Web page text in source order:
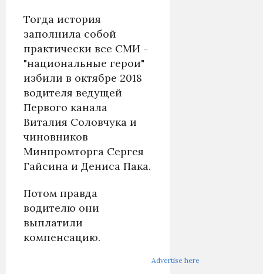
Тогда история
заполнила собой
практически все СМИ -
"национальные герои"
избили в октябре 2018
водителя ведущей
Первого канала
Виталия Соловчука и
чиновников
Минпромторга Сергея
Гайсина и Дениса Пака.
Потом правда
водителю они
выплатили
компенсацию.
Advertise here